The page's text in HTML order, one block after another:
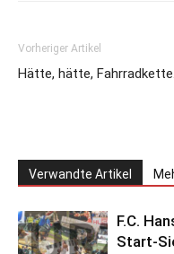
Vorheriger Artikel
Hätte, hätte,
Verwandte Artikel
F.C.
Start-